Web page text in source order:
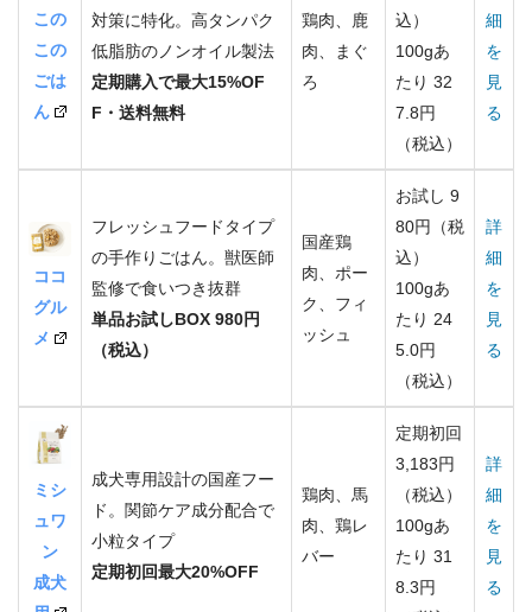
この
この
ごは
ん
対策に特化。高タンパク
低脂肪のノンオイル製法
定期購入で最大15%OF
F・送料無料
鶏肉、鹿
肉、まぐ
ろ
込）
100gあ
たり 32
7.8円
（税込）
細
を
見
る
ココ
グル
メ
フレッシュフードタイプ
の手作りごはん。獣医師
監修で食いつき抜群
単品お試しBOX 980円
（税込）
国産鶏
肉、ポー
ク、フィ
ッシュ
お試し 9
80円（税
込）
100gあ
たり 24
5.0円
（税込）
詳
細
を
見
る
ミシ
ュワ
ン
成犬
成犬専用設計の国産フー
ド。関節ケア成分配合で
小粒タイプ
定期初回最大20%OFF
鶏肉、馬
肉、鶏レ
バー
定期初回
3,183円
（税込）
100gあ
たり 31
8.3円
詳
細
を
見
る